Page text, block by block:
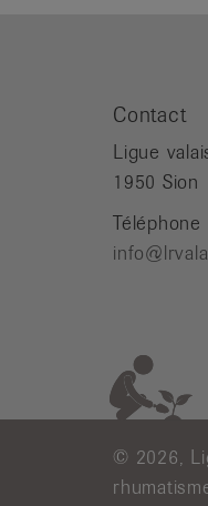
Contact
Ligue
1950 Sion
© 2026,